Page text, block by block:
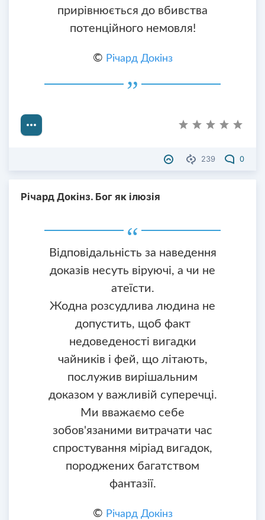
прирівнюється до вбивства
потенційного немовля!
© Річард Докінз
239 0
Річард Докінз. Бог як ілюзія
Відповідальність за наведення
доказів несуть віруючі, а чи не
атеїсти.
Жодна розсудлива людина не
допустить, щоб факт
недоведеності вигадки
чайників і фей, що літають,
послужив вирішальним
доказом у важливій суперечці.
Ми вважаємо себе
зобов'язаними витрачати час
спростування міріад вигадок,
породжених багатством
фантазії.
© Річард Докінз